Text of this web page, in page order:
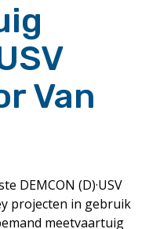
Van
DEMCON (D)·USV
projecten in gebruik
meetvaartuig